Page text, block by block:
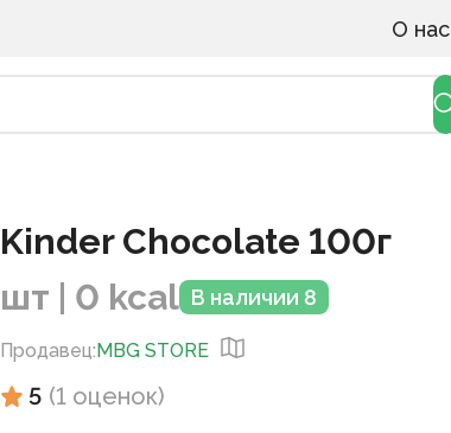
О нас
Kinder Chocolate 100г
шт | 0 kcal В наличии 8
Продавец:MBG STORE
5 (1 оценок)